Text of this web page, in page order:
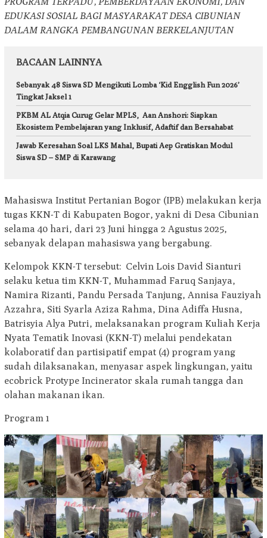
EDUKASI SOSIAL BAGI MASYARAKAT DESA CIBUNIAN
DALAM RANGKA PEMBANGUNAN BERKELANJUTAN
BACAAN LAINNYA
Sebanyak 48 Siswa SD Mengikuti Lomba ‘Kid Engglish Fun 2026’
Tingkat Jaksel 1
PKBM AL Atqia Curug Gelar MPLS, Aan Anshori: Siapkan
Ekosistem Pembelajaran yang Inklusif, Adaftif dan Bersahabat
Jawab Keresahan Soal LKS Mahal, Bupati Aep Gratiskan Modul
Siswa SD – SMP di Karawang
Mahasiswa Institut Pertanian Bogor (IPB) melakukan kerja
tugas KKN-T di Kabupaten Bogor, yakni di Desa Cibunian
selama 40 hari, dari 23 Juni hingga 2 Agustus 2025,
sebanyak delapan mahasiswa yang bergabung.
Kelompok KKN-T tersebut: Celvin Lois David Sianturi
selaku ketua tim KKN-T, Muhammad Faruq Sanjaya,
Namira Rizanti, Pandu Persada Tanjung, Annisa Fauziyah
Azzahra, Siti Syarla Aziza Rahma, Dina Adiffa Husna,
Batrisyia Alya Putri, melaksanakan program Kuliah Kerja
Nyata Tematik Inovasi (KKN-T) melalui pendekatan
kolaboratif dan partisipatif empat (4) program yang
sudah dilaksanakan, menyasar aspek lingkungan, yaitu
ecobrick Protype Incinerator skala rumah tangga dan
olahan makanan ikan.
Program 1